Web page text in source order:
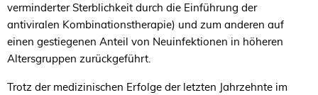
verminderter Sterblichkeit durch die Einführung der
antiviralen Kombinationstherapie) und zum anderen auf
einen gestiegenen Anteil von Neuinfektionen in höheren
Altersgruppen zurückgeführt.
Trotz der medizinischen Erfolge der letzten Jahrzehnte im